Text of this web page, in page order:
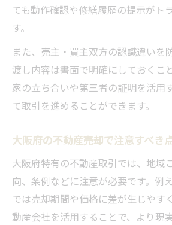
ても動作確認や修繕履歴の提示がト
す。
また、売主・買主双方の認識違いを
渡し内容は書面で明確にしておくこ
家の立ち合いや第三者の証明を活用
て取引を進めることができます。
大阪府の不動産売却で注意すべき
大阪府特有の不動産取引では、地域
向、条例などに注意が必要です。例
では売却期間や価格に差が生じやす
動産会社を活用することで、より現